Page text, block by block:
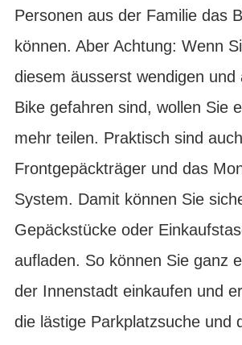
Personen aus der Familie das
können. Aber Achtung: Wenn
diesem äusserst wendigen und
Bike gefahren sind, wollen Sie
mehr teilen. Praktisch sind
Frontgepäckträger und das
System. Damit können Sie
Gepäckstücke oder
aufladen. So können Sie ganz
der Innenstadt einkaufen und
die lästige Parkplatzsuche und